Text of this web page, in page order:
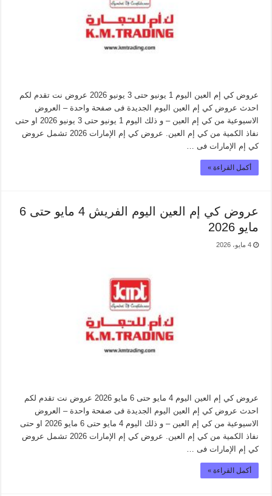
عروض كي إم العين اليوم 1 يونيو حتى 3 يونيو 2026 عروض نت تقدم لكم
احدث عروض كي إم العين اليوم الجديدة فى صفحة واحدة – العروض
الاسيوعية من كي إم العين – و ذلك اليوم 1 يونيو حتى 3 يونيو 2026 او حتى
نفاذ الكمية من كي إم العين. عروض كي إم الإمارات 2026 تشمل عروض
كي إم الإمارات فى …
أكمل القراءة »
عروض كي إم العين اليوم الفريش 4 مايو حتى 6
مايو 2026
4 مايو، 2026
عروض كي إم العين اليوم 4 مايو حتى 6 مايو 2026 عروض نت تقدم لكم
احدث عروض كي إم العين اليوم الجديدة فى صفحة واحدة – العروض
الاسيوعية من كي إم العين – و ذلك اليوم 4 مايو حتى 6 مايو 2026 او حتى
نفاذ الكمية من كي إم العين. عروض كي إم الإمارات 2026 تشمل عروض
كي إم الإمارات فى …
أكمل القراءة »